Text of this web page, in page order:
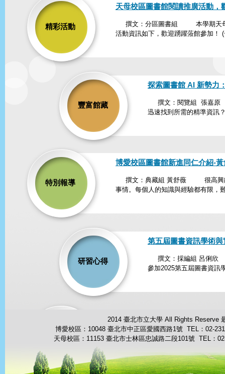
精彩活動
天母校區圖書館閱讀推廣活動，
撰文：分區圖書組 本學期天母校
活動資訊如下，歡迎踴躍蒞館參加！
豐富館藏
探索圖書館 AI 新勢力
撰文：閱覽組 張嘉原
迅速找到所需的精準資訊
特別報導
博愛校區圖書館新進同仁介紹-
撰文：典藏組 黃舒薇 很高興能
事情。每個人的知識與經驗都有限，
研習心得
第五屆圖書資訊學術
撰文：採編組 呂俐欣
參加2025第五屆圖書資訊
2014 臺北市立大學 All Rights Reserve
博愛校區：10048 臺北市中正區愛國西路1號 TEL：02-
天母校區：11153 臺北市士林區忠誠路二段101號 TEL